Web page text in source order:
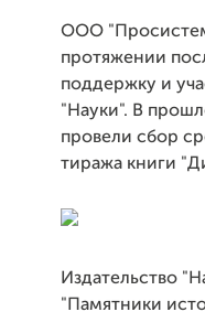
ООО
протяжении
поддержку и
"Науки". В
провели сбор
тиража книги
Издательство
"Памятники